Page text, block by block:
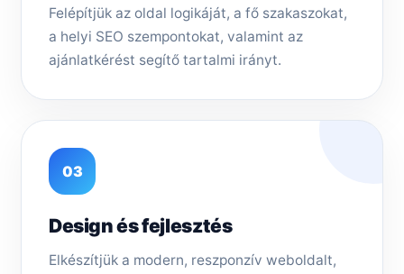
Felépítjük az oldal logikáját, a fő szakaszokat,
a helyi SEO szempontokat, valamint az
ajánlatkérést segítő tartalmi irányt.
03
Design és fejlesztés
Elkészítjük a modern, reszponzív weboldalt,